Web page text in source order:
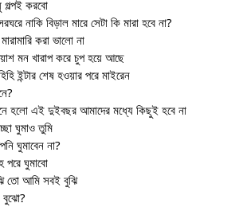
গল্পই করবো
নাকি বিড়াল মারে সেটা কি মারা হবে না?
করা ভালো না
মন খারাপ করে চুপ হয়ে আছে
ইন্টার শেষ হওয়ার পরে মাইরেন
হলো এই দুইবছর আমাদের মধ্যে কিছুই হবে না
ঘুমাও তুমি
ঘুমাবেন না?
পরে ঘুমাবো
তো আমি সবই বুঝি
বুঝো?